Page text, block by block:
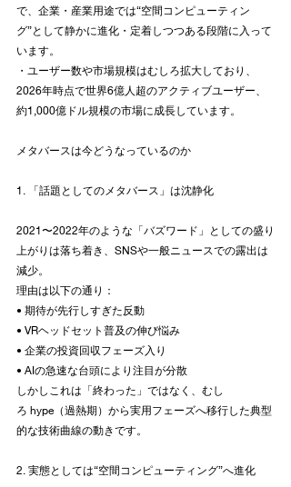
で、企業・産業用途では“空間コンピューティン
グ”として静かに進化・定着しつつある段階に入って
います。
・ユーザー数や市場規模はむしろ拡大しており、
2026年時点で世界6億人超のアクティブユーザー、
約1,000億ドル規模の市場に成長しています。
メタバースは今どうなっているのか
1. 「話題としてのメタバース」は沈静化
2021〜2022年のような「バズワード」としての盛り
上がりは落ち着き、SNSや一般ニュースでの露出は
減少。
理由は以下の通り：
• 期待が先行しすぎた反動
• VRヘッドセット普及の伸び悩み
• 企業の投資回収フェーズ入り
• AIの急速な台頭により注目が分散
しかしこれは「終わった」ではなく、むし
ろ hype（過熱期）から実用フェーズへ移行した典型
的な技術曲線の動きです。
2. 実態としては“空間コンピューティング”へ進化